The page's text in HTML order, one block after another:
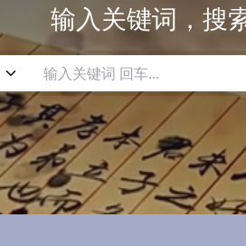
输入关键词，搜